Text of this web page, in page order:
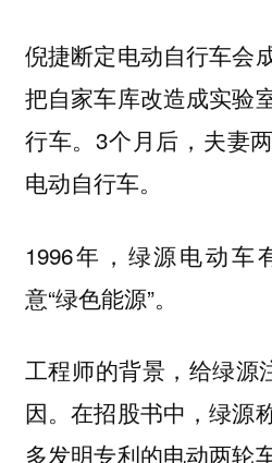
倪捷断定电动自行车会
把自家车库改造成实验
行车。3个月后，夫妻
电动自行车。
1996年，绿源电动车
意“绿色能源”。
工程师的背景，给绿源
因。在招股书中，绿源
多发明专利的电动两轮